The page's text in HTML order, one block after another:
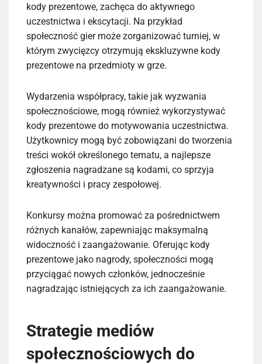
kody prezentowe, zachęca do aktywnego
uczestnictwa i ekscytacji. Na przykład
społeczność gier może zorganizować turniej, w
którym zwycięzcy otrzymują ekskluzywne kody
prezentowe na przedmioty w grze.
Wydarzenia współpracy, takie jak wyzwania
społecznościowe, mogą również wykorzystywać
kody prezentowe do motywowania uczestnictwa.
Użytkownicy mogą być zobowiązani do tworzenia
treści wokół określonego tematu, a najlepsze
zgłoszenia nagradzane są kodami, co sprzyja
kreatywności i pracy zespołowej.
Konkursy można promować za pośrednictwem
różnych kanałów, zapewniając maksymalną
widoczność i zaangażowanie. Oferując kody
prezentowe jako nagrody, społeczności mogą
przyciągać nowych członków, jednocześnie
nagradzając istniejących za ich zaangażowanie.
Strategie mediów
społecznościowych do